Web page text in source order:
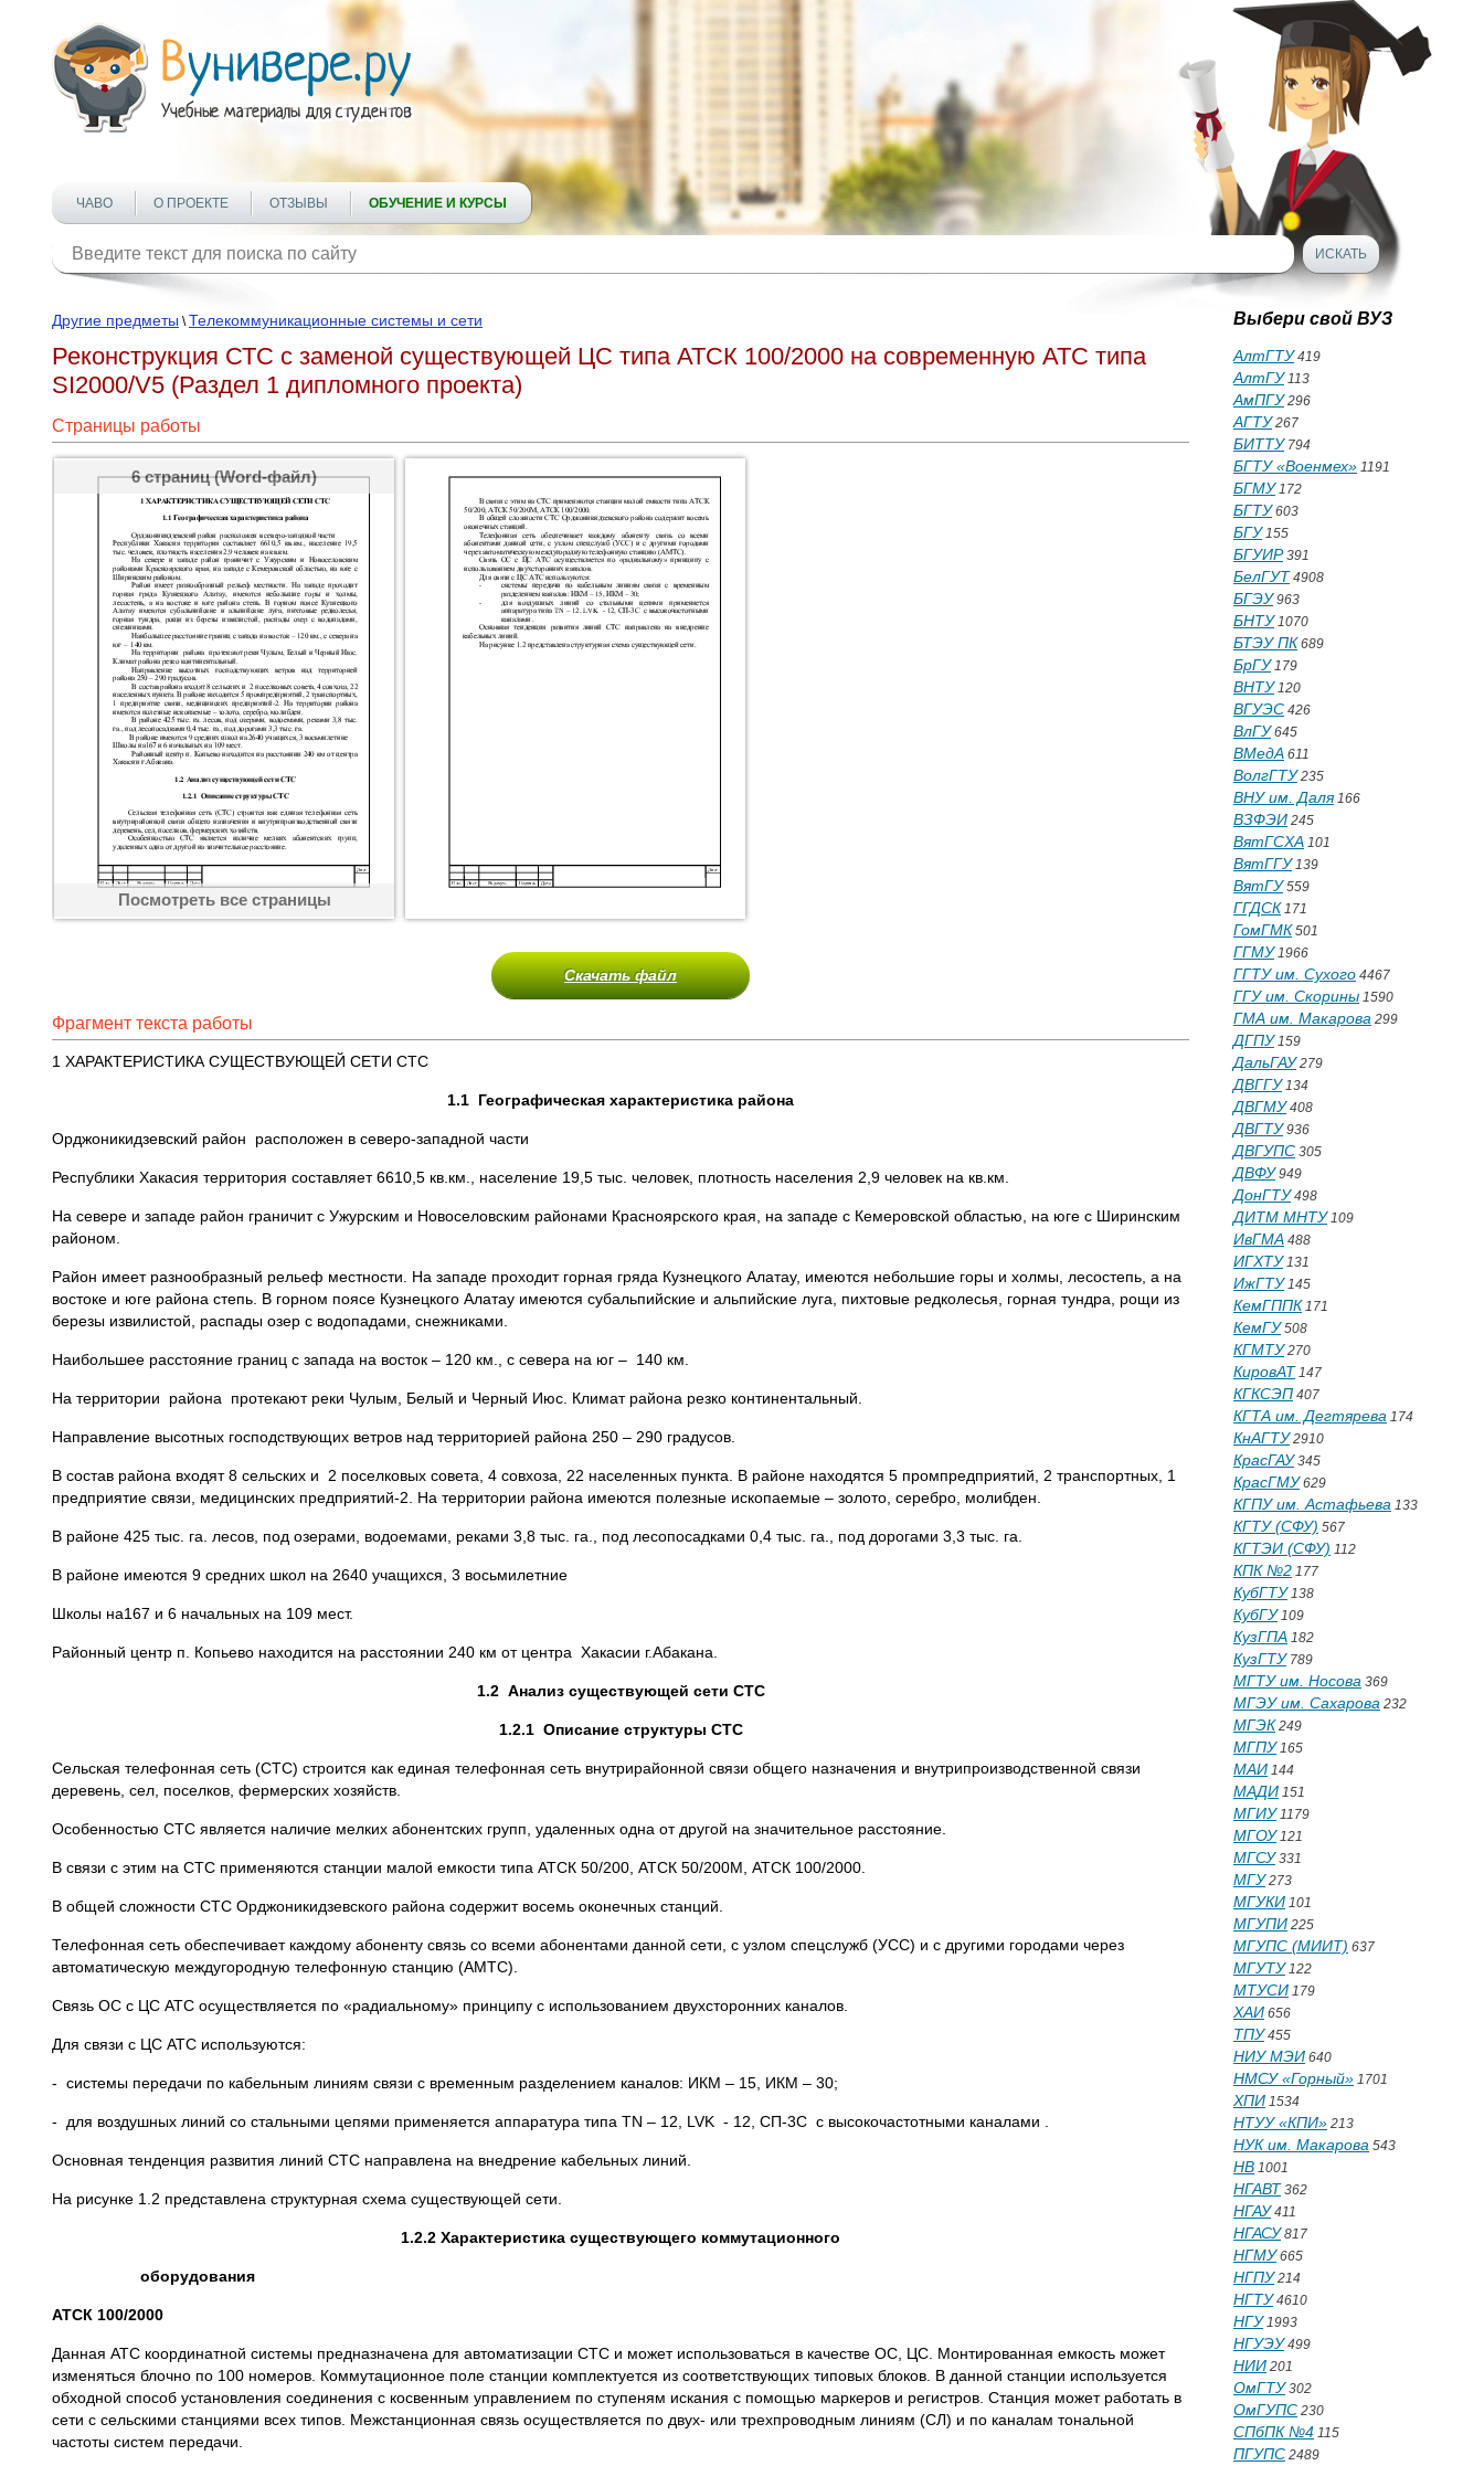
ЧАВО О ПРОЕКТЕ ОТЗЫВЫ ОБУЧЕНИЕ И КУРСЫ
Другие предметы \Телекоммуникационные системы и сети
Реконструкция СТС с заменой существующей ЦС типа АТСК 100/2000 на современную АТС типа
SI2000/V5 (Раздел 1 дипломного проекта)
Страницы работы
6 страниц (Word-файл)
Посмотреть все страницы
Скачать файл
Фрагмент текста работы
1 ХАРАКТЕРИСТИКА СУЩЕСТВУЮЩЕЙ СЕТИ СТС
1.1 Географическая характеристика района
Орджоникидзевский район расположен в северо-западной части
Республики Хакасия территория составляет 6610,5 кв.км., население 19,5 тыс. человек, плотность населения 2,9 человек на кв.км.
На севере и западе район граничит с Ужурским и Новоселовским районами Красноярского края, на западе с Кемеровской областью, на юге с Ширинским
районом.
Район имеет разнообразный рельеф местности. На западе проходит горная гряда Кузнецкого Алатау, имеются небольшие горы и холмы, лесостепь, а на
востоке и юге района степь. В горном поясе Кузнецкого Алатау имеются субальпийские и альпийские луга, пихтовые редколесья, горная тундра, рощи из
березы извилистой, распады озер с водопадами, снежниками.
Наибольшее расстояние границ с запада на восток – 120 км., с севера на юг – 140 км.
На территории района протекают реки Чулым, Белый и Черный Июс. Климат района резко континентальный.
Направление высотных господствующих ветров над территорией района 250 – 290 градусов.
В состав района входят 8 сельских и 2 поселковых совета, 4 совхоза, 22 населенных пункта. В районе находятся 5 промпредприятий, 2 транспортных, 1
предприятие связи, медицинских предприятий-2. На территории района имеются полезные ископаемые – золото, серебро, молибден.
В районе 425 тыс. га. лесов, под озерами, водоемами, реками 3,8 тыс. га., под лесопосадками 0,4 тыс. га., под дорогами 3,3 тыс. га.
В районе имеются 9 средних школ на 2640 учащихся, 3 восьмилетние
Школы на167 и 6 начальных на 109 мест.
Районный центр п. Копьево находится на расстоянии 240 км от центра Хакасии г.Абакана.
1.2 Анализ существующей сети СТС
1.2.1 Описание структуры СТС
Сельская телефонная сеть (СТС) строится как единая телефонная сеть внутрирайонной связи общего назначения и внутрипроизводственной связи
деревень, сел, поселков, фермерских хозяйств.
Особенностью СТС является наличие мелких абонентских групп, удаленных одна от другой на значительное расстояние.
В связи с этим на СТС применяются станции малой емкости типа АТСК 50/200, АТСК 50/200М, АТСК 100/2000.
В общей сложности СТС Орджоникидзевского района содержит восемь оконечных станций.
Телефонная сеть обеспечивает каждому абоненту связь со всеми абонентами данной сети, с узлом спецслужб (УСС) и с другими городами через
автоматическую междугородную телефонную станцию (АМТС).
Связь ОС с ЦС АТС осуществляется по «радиальному» принципу с использованием двухсторонних каналов.
Для связи с ЦС АТС используются:
- системы передачи по кабельным линиям связи с временным разделением каналов: ИКМ – 15, ИКМ – 30;
- для воздушных линий со стальными цепями применяется аппаратура типа TN – 12, LVK - 12, СП-3С с высокочастотными каналами .
Основная тенденция развития линий СТС направлена на внедрение кабельных линий.
На рисунке 1.2 представлена структурная схема существующей сети.
1.2.2 Характеристика существующего коммутационного
оборудования
АТСК 100/2000
Данная АТС координатной системы предназначена для автоматизации СТС и может использоваться в качестве ОС, ЦС. Монтированная емкость может
изменяться блочно по 100 номеров. Коммутационное поле станции комплектуется из соответствующих типовых блоков. В данной станции используется
обходной способ установления соединения с косвенным управлением по ступеням искания с помощью маркеров и регистров. Станция может работать в
сети с сельскими станциями всех типов. Межстанционная связь осуществляется по двух- или трехпроводным линиям (СЛ) и по каналам тональной
частоты систем передачи.
Выбери свой ВУЗ
АлтГТУ419
АлтГУ113
АмПГУ296
АГТУ267
БИТТУ794
БГТУ «Военмех» 1191
БГМУ172
БГТУ603
БГУ155
БГУИР391
БелГУТ 4908
БГЭУ963
БНТУ1070
БТЭУ ПК 689
БрГУ179
ВНТУ120
ВГУЭС 426
ВлГУ645
ВМедА 611
ВолгГТУ235
ВНУ им. Даля166
ВЗФЭИ 245
ВятГСХА 101
ВятГГУ139
ВятГУ559
ГГДСК 171
ГомГМК 501
ГГМУ1966
ГГТУ им. Сухого 4467
ГГУ им. Скорины 1590
ГМА им. Макарова 299
ДГПУ159
ДальГАУ279
ДВГГУ134
ДВГМУ408
ДВГТУ936
ДВГУПС 305
ДВФУ949
ДонГТУ498
ДИТМ МНТУ109
ИвГМА 488
ИГХТУ131
ИжГТУ145
КемГППК 171
КемГУ508
КГМТУ270
КировАТ 147
КГКСЭП 407
КГТА им. Дегтярева 174
КнАГТУ2910
КрасГАУ345
КрасГМУ629
КГПУ им. Астафьева 133
КГТУ (СФУ) 567
КГТЭИ (СФУ) 112
КПК №2 177
КубГТУ138
КубГУ109
КузГПА 182
КузГТУ789
МГТУ им. Носова 369
МГЭУ им. Сахарова 232
МГЭК 249
МГПУ165
МАИ 144
МАДИ 151
МГИУ1179
МГОУ121
МГСУ331
МГУ273
МГУКИ 101
МГУПИ 225
МГУПС (МИИТ) 637
МГУТУ122
МТУСИ 179
ХАИ 656
ТПУ455
НИУ МЭИ 640
НМСУ «Горный» 1701
ХПИ 1534
НТУУ «КПИ» 213
НУК им. Макарова 543
НВ 1001
НГАВТ 362
НГАУ411
НГАСУ817
НГМУ665
НГПУ214
НГТУ4610
НГУ1993
НГУЭУ499
НИИ 201
ОмГТУ302
ОмГУПС 230
СПбПК №4 115
ПГУПС 2489